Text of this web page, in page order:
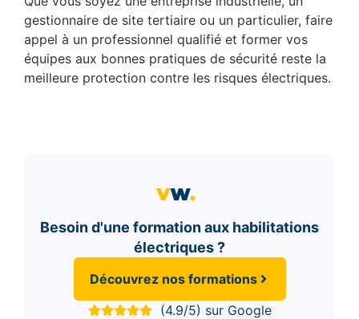
gestionnaire de site tertiaire ou un particulier, faire
appel à un professionnel qualifié et former vos
équipes aux bonnes pratiques de sécurité reste la
meilleure protection contre les risques électriques.
Besoin d'une formation aux habilitations
électriques ?
Découvrez nos formations
(4.9/5) sur Google